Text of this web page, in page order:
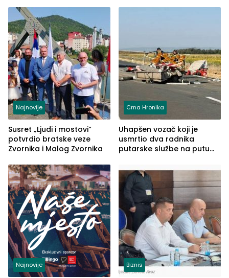
Najnovije
Susret „Ljudi i mostovi“
potvrdio bratske veze
Zvornika i Malog Zvornika
Crna Hronika
Uhapšen vozač koji je
usmrtio dva radnika
putarske službe na putu
(FOTO)
Najnovije Biznis